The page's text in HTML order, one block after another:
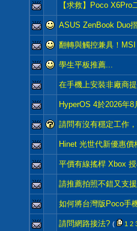
【求救】Poco
ASUS ZenBook Duo
翻轉與觸控兼具！
學生平板推薦...
在手機上安裝非廠商
HyperOS 4於2026年
請問有沒有穩定工作
Hinet 光世代新優惠價
平價有線搖桿 Xbox
請推薦拍照不錯又支
如何將台灣版Poco手
請問網路接法? ( 1 2